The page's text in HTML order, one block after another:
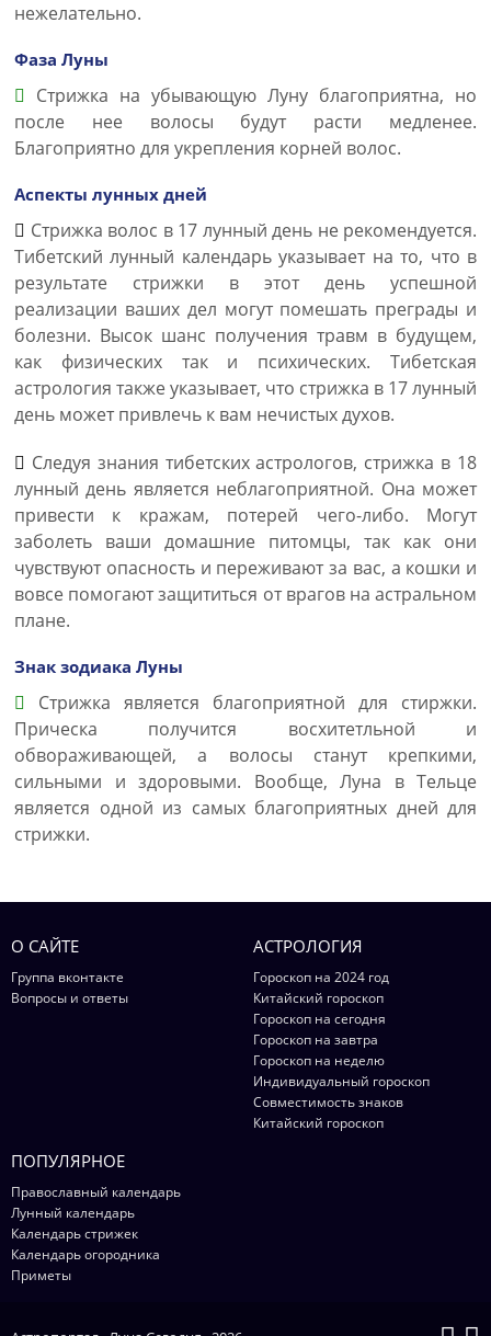
нежелательно.
Фаза Луны
Стрижка на убывающую Луну благоприятна, но
после нее волосы будут расти медленее.
Благоприятно для укрепления корней волос.
Аспекты лунных дней
Стрижка волос в 17 лунный день не рекомендуется.
Тибетский лунный календарь указывает на то, что в
результате стрижки в этот день успешной
реализации ваших дел могут помешать преграды и
болезни. Высок шанс получения травм в будущем,
как физических так и психических. Тибетская
астрология также указывает, что стрижка в 17 лунный
день может привлечь к вам нечистых духов.
Следуя знания тибетских астрологов, стрижка в 18
лунный день является неблагоприятной. Она может
привести к кражам, потерей чего-либо. Могут
заболеть ваши домашние питомцы, так как они
чувствуют опасность и переживают за вас, а кошки и
вовсе помогают защититься от врагов на астральном
плане.
Знак зодиака Луны
Стрижка является благоприятной для стиржки.
Прическа получится восхитетльной и
обвораживающей, а волосы станут крепкими,
сильными и здоровыми. Вообще, Луна в Тельце
является одной из самых благоприятных дней для
стрижки.
О САЙТЕ
Группа вконтакте
Вопросы и ответы
АСТРОЛОГИЯ
Гороскоп на 2024 год
Китайский гороскоп
Гороскоп на сегодня
Гороскоп на завтра
Гороскоп на неделю
Индивидуальный гороскоп
Совместимость знаков
Китайский гороскоп
ПОПУЛЯРНОЕ
Православный календарь
Лунный календарь
Календарь стрижек
Календарь огородника
Приметы